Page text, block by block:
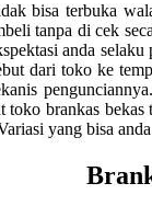
bisa terbuka
tanpa di cek
anda
dari toko ke
brankas
yang bisa anda